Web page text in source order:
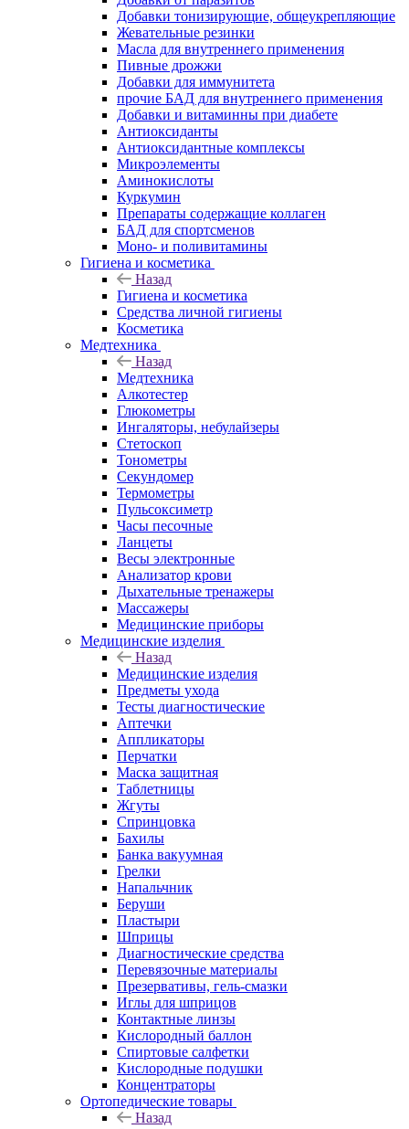
Добавки тонизирующие, общеукрепляющие
Жевательные резинки
Масла для внутреннего применения
Пивные дрожжи
Добавки для иммунитета
прочие БАД для внутреннего применения
Добавки и витаминны при диабете
Антиоксиданты
Антиоксидантные комплексы
Микроэлементы
Аминокислоты
Куркумин
Препараты содержащие коллаген
БАД для спортсменов
Моно- и поливитамины
Гигиена и косметика
Назад
Гигиена и косметика
Средства личной гигиены
Косметика
Медтехника
Назад
Медтехника
Алкотестер
Глюкометры
Ингаляторы, небулайзеры
Стетоскоп
Тонометры
Секундомер
Термометры
Пульсоксиметр
Часы песочные
Ланцеты
Весы электронные
Анализатор крови
Дыхательные тренажеры
Массажеры
Медицинские приборы
Медицинские изделия
Назад
Медицинские изделия
Предметы ухода
Тесты диагностические
Аптечки
Аппликаторы
Перчатки
Маска защитная
Таблетницы
Жгуты
Спринцовка
Бахилы
Банка вакуумная
Грелки
Напальчник
Беруши
Пластыри
Шприцы
Диагностические средства
Перевязочные материалы
Презервативы, гель-смазки
Иглы для шприцов
Контактные линзы
Кислородный баллон
Спиртовые салфетки
Кислородные подушки
Концентраторы
Ортопедические товары
Назад